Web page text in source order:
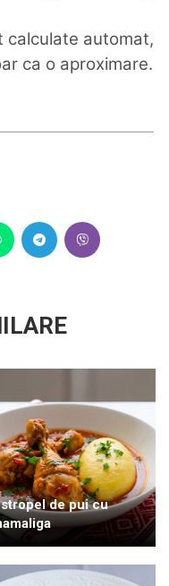
ca o aproximare.
de pui cu